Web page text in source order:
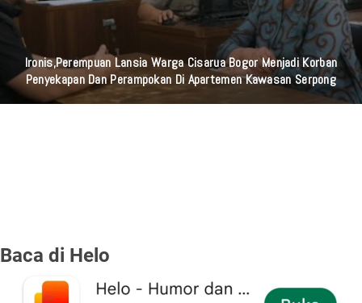
Ironis,Perempuan Lansia Warga Cisarua Bogor Menjadi Korban
Penyekapan Dan Perampokan Di Apartemen Kawasan Serpong
Baca di Helo